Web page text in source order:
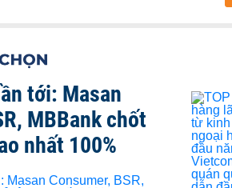
tới: Masan
MBBank chốt
nhất 100%